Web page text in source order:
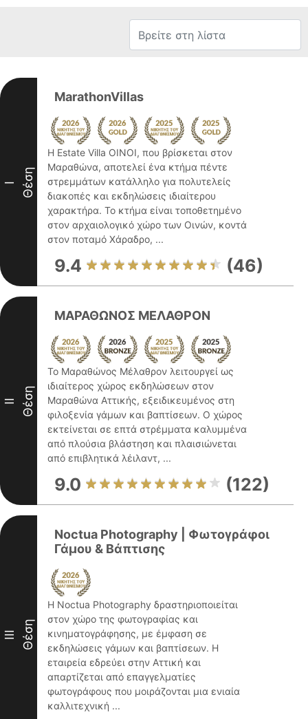
I Θέση
MarathonVillas
Η Estate Villa OINOI, που βρίσκεται στον
Μαραθώνα, αποτελεί ένα κτήμα πέντε
στρεμμάτων κατάλληλο για πολυτελείς
διακοπές και εκδηλώσεις ιδιαίτερου
χαρακτήρα. Το κτήμα είναι τοποθετημένο
στον αρχαιολογικό χώρο των Οινών, κοντά
στον ποταμό Χάραδρο, ...
9.4 (46)
II Θέση
ΜΑΡΑΘΩΝΟΣ ΜΕΛΑΘΡΟΝ
Το Μαραθώνος Μέλαθρον λειτουργεί ως
ιδιαίτερος χώρος εκδηλώσεων στον
Μαραθώνα Αττικής, εξειδικευμένος στη
φιλοξενία γάμων και βαπτίσεων. Ο χώρος
εκτείνεται σε επτά στρέμματα καλυμμένα
από πλούσια βλάστηση και πλαισιώνεται
από επιβλητικά λέιλαντ, ...
9.0 (122)
III Θέση
Noctua Photography | Φωτογράφοι
Γάμου & Βάπτισης
Η Noctua Photography δραστηριοποιείται
στον χώρο της φωτογραφίας και
κινηματογράφησης, με έμφαση σε
εκδηλώσεις γάμων και βαπτίσεων. Η
εταιρεία εδρεύει στην Αττική και
απαρτίζεται από επαγγελματίες
φωτογράφους που μοιράζονται μια ενιαία
καλλιτεχνική ...